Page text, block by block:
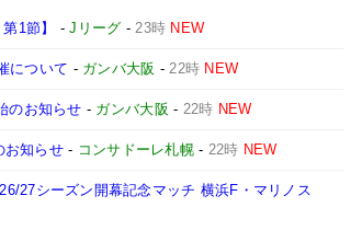
1節】 -Jリーグ -23時 NEW
について - ガンバ大阪 -22時 NEW
のお知らせ - ガンバ大阪 - 22時 NEW
お知らせ - コンサドーレ札幌- 22時 NEW
27シーズン開幕記念マッチ 横浜F・マリノス